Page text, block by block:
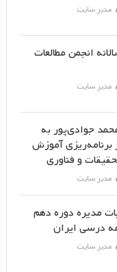
مدیر سایت
انجمن مطالعات
مدیر سایت
جوادی‌پور به
آموزش
و فناوری
مدیر سایت
مدیره دوره دهم
درسی ایران
مدیر سایت